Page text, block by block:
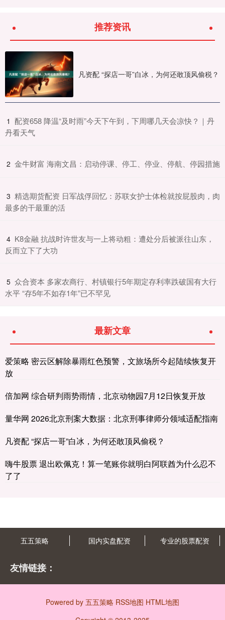
推荐资讯
凡资配 “探店一哥”白冰，为何还敢顶风偷税？
1 ​配资658 降温“及时雨”今天下午到，下周哪几天会凉快？｜丹
丹看天气
2 ​金牛财富 海南文昌：启动停课、停工、停业、停航、停园措施
3 ​精选期货配资 日军战俘回忆：苏联女护士体检就按屁股肉，肉
最多的干最重的活
4 ​K8金融 抗战时许世友与一上将动粗：遭处分后被派往山东，
反而立下了大功
5 ​众合资本 多家农商行、村镇银行5年期定存利率跌破国有大行
水平 “存5年不如存1年”已不罕见
最新文章
爱策略 密云区解除暴雨红色预警，文旅场所今起陆续恢复开
放
倍加网 综合研判雨势雨情，北京动物园7月12日恢复开放
量华网 2026北京刑案大数据：北京刑事律师分领域适配指南
凡资配 “探店一哥”白冰，为何还敢顶风偷税？
嗨牛股票 退出欧佩克！算一笔账你就明白阿联酋为什么忍不
了了
五五策略 国内实盘配资 专业的股票配资
友情链接：
Powered by 五五策略 RSS地图 HTML地图